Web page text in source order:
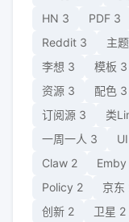
HN 3 PDF 3
Reddit 3 主题
李想 3 模板 3
资源 3 配色 3
订阅源 3 类
一周一人 3 UI
Claw 2 Emby
Policy 2 京东
创新 2 卫星 2